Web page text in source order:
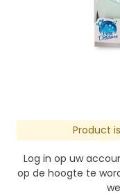
Product
Log in op uw
op de hoogte te